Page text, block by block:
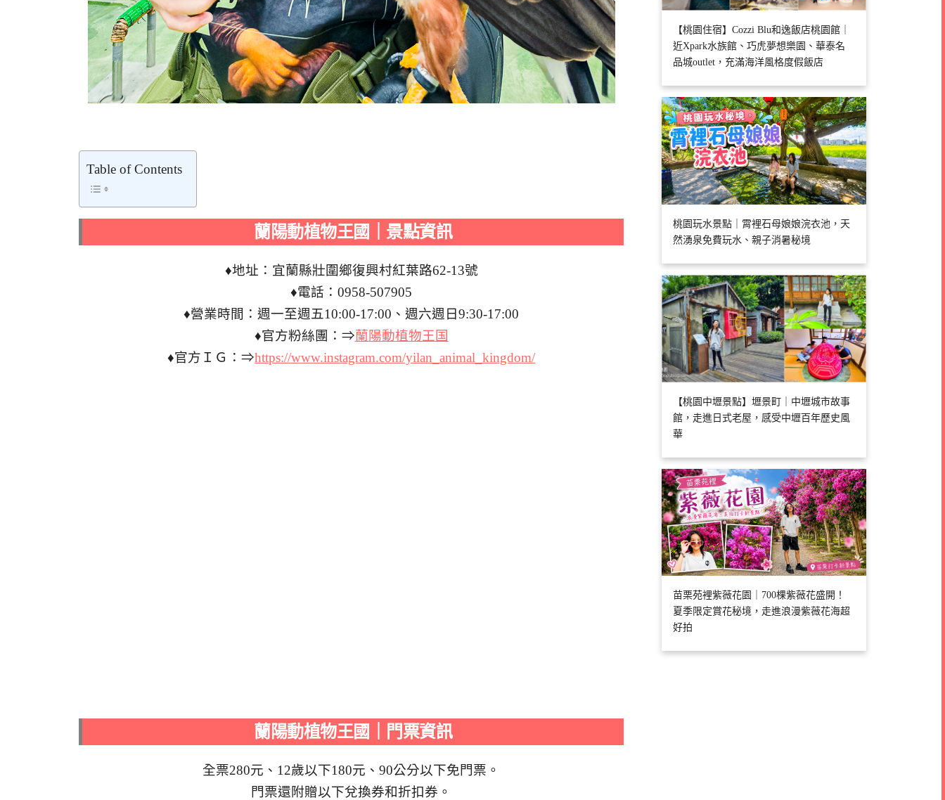
Table of Contents
蘭陽動植物王國｜景點資訊
♦地址：宜蘭縣壯圍鄉復興村紅葉路62-13號
♦電話：0958-507905
♦營業時間：週一至週五10:00-17:00、週六週日9:30-17:00
♦官方粉絲團：⇒蘭陽動植物王国
♦官方ＩＧ：⇒https://www.instagram.com/yilan_animal_kingdom/
蘭陽動植物王國｜門票資訊
全票280元、12歲以下180元、90公分以下免門票。
門票還附贈以下兌換券和折扣券。
【桃園住宿】Cozzi Blu和逸飯店桃園館｜
近Xpark水族館、巧虎夢想樂園、華泰名
品城outlet，充滿海洋風格度假飯店
桃園玩水景點｜霄裡石母娘娘浣衣池，天
然湧泉免費玩水、親子消暑秘境
【桃園中壢景點】壢景町｜中壢城市故事
館，走進日式老屋，感受中壢百年歷史風
華
苗栗苑裡紫薇花園｜700棵紫薇花盛開！
夏季限定賞花秘境，走進浪漫紫薇花海超
好拍